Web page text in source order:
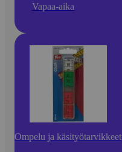
Vapaa-aika
Ompelu ja käsityötarvikkeet